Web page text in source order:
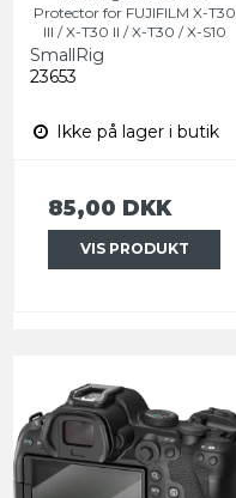
Protector for FUJIFILM X-T30
III / X-T30 II / X-T30 / X-S10
SmallRig
23653
Ikke på lager i butik
85,00 DKK
VIS PRODUKT